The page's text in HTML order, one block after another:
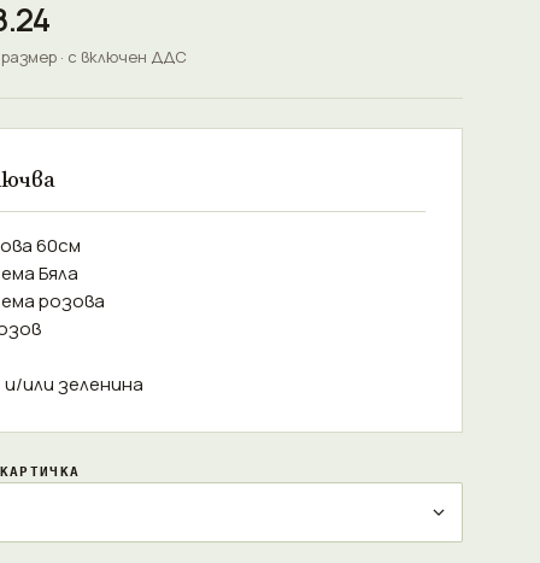
· с включен ДДС
60см
Бяла
розова
и/или зеленина